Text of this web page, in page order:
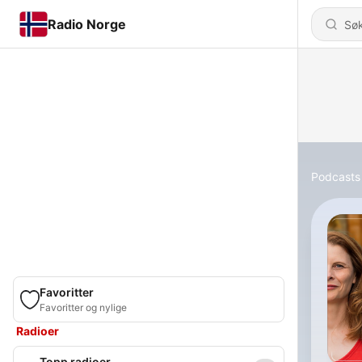
Radio Norge
Favoritter
Favoritter og nylige
Radioer
Podcasts